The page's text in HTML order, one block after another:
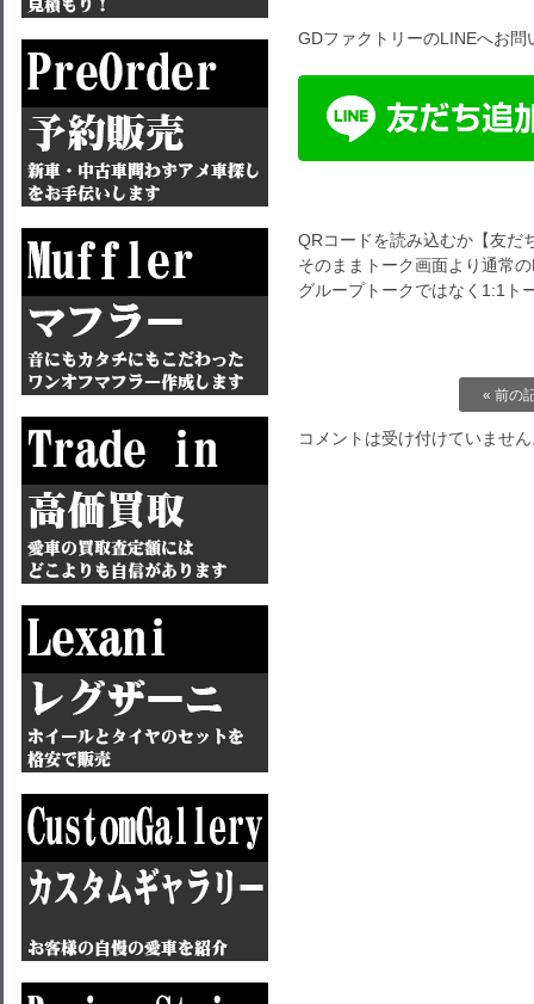
GDファクトリーのLINEへお問
QRコードを読み込むか【友だ
そのままトーク画面より通常
グループトークではなく1:1ト
« 前の
コメントは受け付けていませ